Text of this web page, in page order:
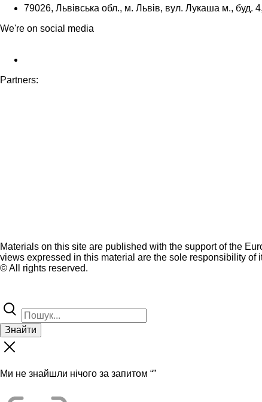
79026, Львівська обл., м. Львів, вул. Лукаша м., буд.
We're on social media
Partners:
Materials on this site are published with the support of the
views expressed in this material are the sole responsibility of
© All rights reserved.
Знайти
Ми не знайшли нічого за запитом “”